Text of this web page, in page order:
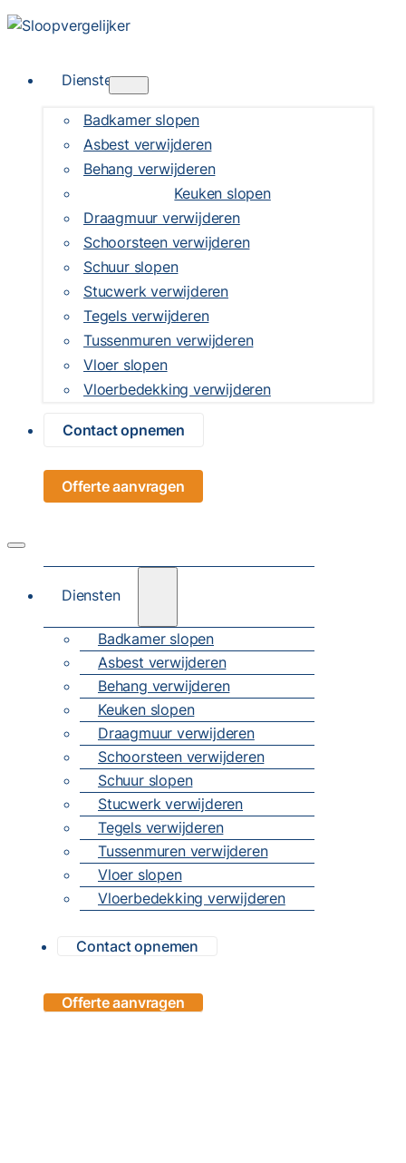
Diensten
Badkamer slopen
Asbest verwijderen
Behang verwijderen
Keuken slopen
Draagmuur verwijderen
Schoorsteen verwijderen
Schuur slopen
Stucwerk verwijderen
Tegels verwijderen
Tussenmuren verwijderen
Vloer slopen
Vloerbedekking verwijderen
Contact opnemen
Offerte aanvragen
Diensten
Badkamer slopen
Asbest verwijderen
Behang verwijderen
Keuken slopen
Draagmuur verwijderen
Schoorsteen verwijderen
Schuur slopen
Stucwerk verwijderen
Tegels verwijderen
Tussenmuren verwijderen
Vloer slopen
Vloerbedekking verwijderen
Contact opnemen
Offerte aanvragen